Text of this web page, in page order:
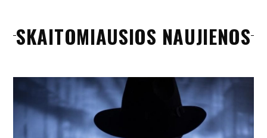
SKAITOMIAUSIOS NAUJIENOS